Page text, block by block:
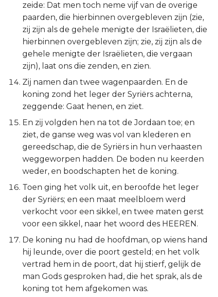
zeide: Dat men toch neme vijf van de overige
paarden, die hierbinnen overgebleven zijn (zie,
zij zijn als de gehele menigte der Israëlieten, die
hierbinnen overgebleven zijn; zie, zij zijn als de
gehele menigte der Israëlieten, die vergaan
zijn), laat ons die zenden, en zien.
Zij namen dan twee wagenpaarden. En de
koning zond het leger der Syriërs achterna,
zeggende: Gaat henen, en ziet.
En zij volgden hen na tot de Jordaan toe; en
ziet, de ganse weg was vol van klederen en
gereedschap, die de Syriërs in hun verhaasten
weggeworpen hadden. De boden nu keerden
weder, en boodschapten het de koning.
Toen ging het volk uit, en beroofde het leger
der Syriërs; en een maat meelbloem werd
verkocht voor een sikkel, en twee maten gerst
voor een sikkel, naar het woord des HEEREN.
De koning nu had de hoofdman, op wiens hand
hij leunde, over die poort gesteld; en het volk
vertrad hem in de poort, dat hij stierf, gelijk de
man Gods gesproken had, die het sprak, als de
koning tot hem afgekomen was.